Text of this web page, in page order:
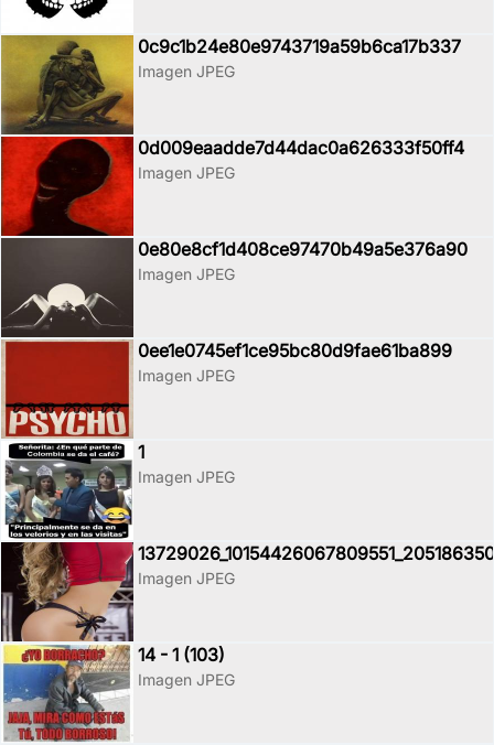
0c9c1b24e80e9743719a59b6ca17b337
Imagen JPEG
0d009eaadde7d44dac0a626333f50ff4
Imagen JPEG
0e80e8cf1d408ce97470b49a5e376a90
Imagen JPEG
0ee1e0745ef1ce95bc80d9fae61ba899
Imagen JPEG
1
Imagen JPEG
Imagen JPEG
14 - 1 (103)
Imagen JPEG